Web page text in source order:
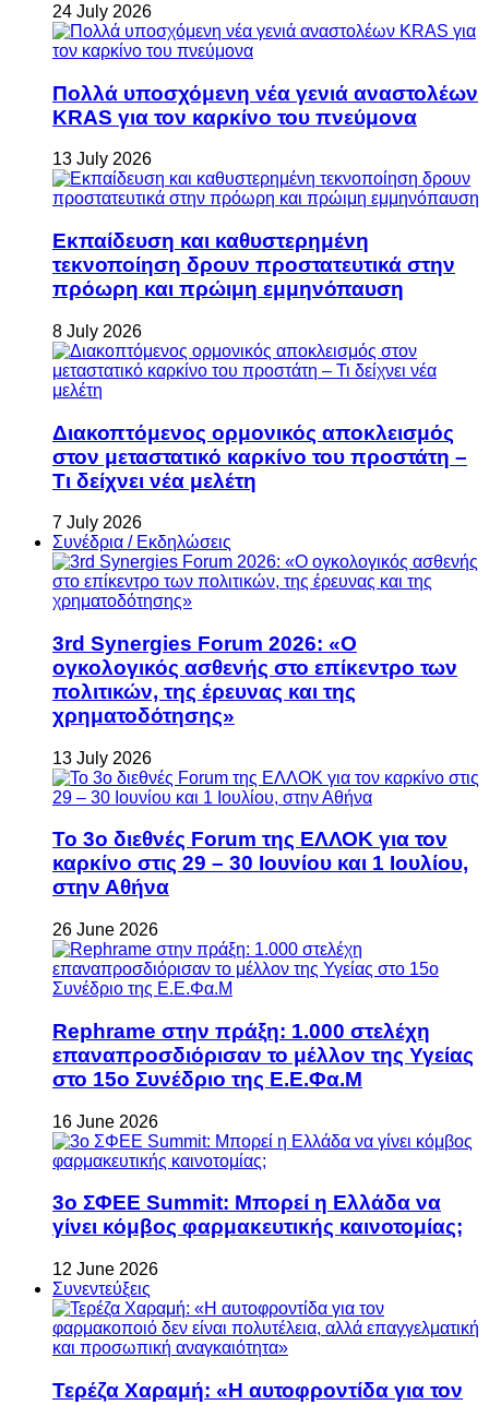
24 July 2026
Πολλά υποσχόμενη νέα γενιά αναστολέων
KRAS για τον καρκίνο του πνεύμονα
13 July 2026
Εκπαίδευση και καθυστερημένη
τεκνοποίηση δρουν προστατευτικά στην
πρόωρη και πρώιμη εμμηνόπαυση
8 July 2026
Διακοπτόμενος ορμονικός αποκλεισμός
στον μεταστατικό καρκίνο του προστάτη –
Τι δείχνει νέα μελέτη
7 July 2026
Συνέδρια / Εκδηλώσεις
3rd Synergies Forum 2026: «Ο
ογκολογικός ασθενής στο επίκεντρο των
πολιτικών, της έρευνας και της
χρηματοδότησης»
13 July 2026
Το 3ο διεθνές Forum της ΕΛΛΟΚ για τον
καρκίνο στις 29 – 30 Ιουνίου και 1 Ιουλίου,
στην Αθήνα
26 June 2026
Rephrame στην πράξη: 1.000 στελέχη
επαναπροσδιόρισαν το μέλλον της Υγείας
στο 15ο Συνέδριο της Ε.Ε.Φα.Μ
16 June 2026
3ο ΣΦΕΕ Summit: Μπορεί η Ελλάδα να
γίνει κόμβος φαρμακευτικής καινοτομίας;
12 June 2026
Συνεντεύξεις
Τερέζα Χαραμή: «Η αυτοφροντίδα για τον